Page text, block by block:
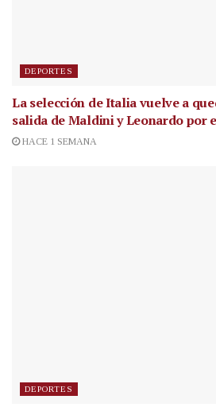
DEPORTES
La selección de Italia vuelve a
salida de Maldini y Leonardo por
HACE 1 SEMANA
DEPORTES